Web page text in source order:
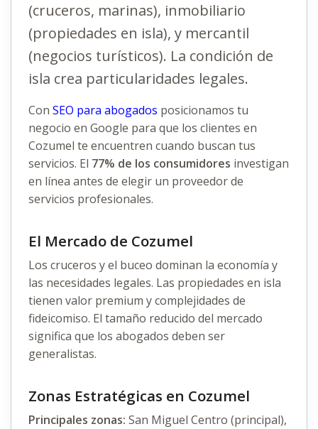
(cruceros, marinas), inmobiliario
(propiedades en isla), y mercantil
(negocios turísticos). La condición de
isla crea particularidades legales.
Con SEO para abogados posicionamos tu
negocio en Google para que los clientes en
Cozumel te encuentren cuando buscan tus
servicios. El 77% de los consumidores investigan
en línea antes de elegir un proveedor de
servicios profesionales.
El Mercado de Cozumel
Los cruceros y el buceo dominan la economía y
las necesidades legales. Las propiedades en isla
tienen valor premium y complejidades de
fideicomiso. El tamaño reducido del mercado
significa que los abogados deben ser
generalistas.
Zonas Estratégicas en Cozumel
Principales zonas: San Miguel Centro (principal),